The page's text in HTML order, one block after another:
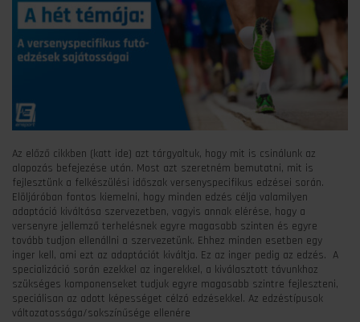
Az előző cikkben (katt ide) azt tárgyaltuk, hogy mit is csinálunk az
alapozás befejezése után. Most azt szeretném bemutatni, mit is
fejlesztünk a felkészülési időszak versenyspecifikus edzései során.
Elöljáróban fontos kiemelni, hogy minden edzés célja valamilyen
adaptáció kiváltása szervezetben, vagyis annak elérése, hogy a
versenyre jellemző terhelésnek egyre magasabb szinten és egyre
tovább tudjon ellenállni a szervezetünk. Ehhez minden esetben egy
inger kell, ami ezt az adaptációt kiváltja. Ez az inger pedig az edzés. A
specializáció során ezekkel az ingerekkel, a kiválasztott távunkhoz
szükséges komponenseket tudjuk egyre magasabb szintre fejleszteni,
speciálisan az adott képességet célzó edzésekkel. Az edzéstípusok
változatossága/sokszínűsége ellenére